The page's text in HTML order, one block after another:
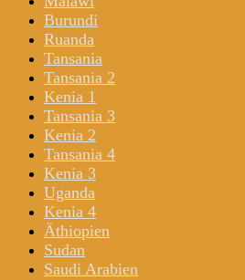
Burundi
Ruanda
Tansania
Tansania 2
Kenia 1
Tansania 3
Kenia 2
Tansania 4
Kenia 3
Uganda
Kenia 4
Äthiopien
Sudan
Saudi Arabien